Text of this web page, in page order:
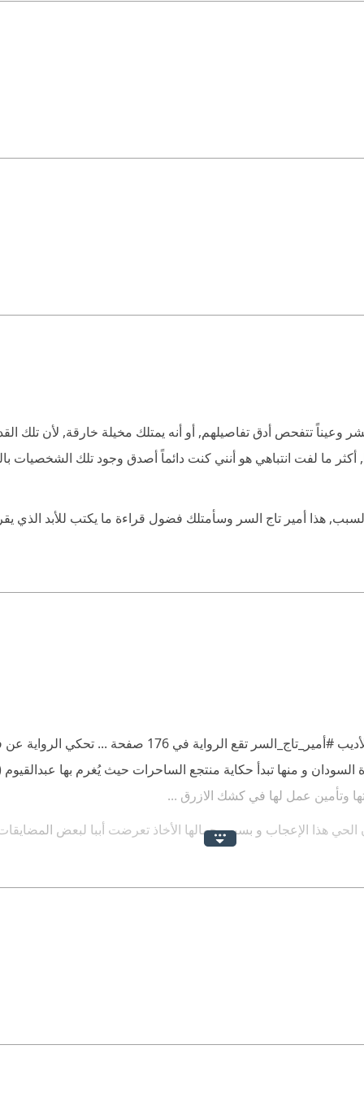
وعيناً تتفحص أدق تفاصيلهم, أو أنه يمتلك مخيلة خارقة, لأن
ما لفت انتباهي هو أنني كنت دائماً أصدق وجود تلك الشخصيات
هذا أمير تاج السر وسأمتلك فضول قراءة ما يكتب للأبد الذي
رواية #منتجع_الساحرات صدرت من #دار_الساقي للأديب #أمير_تاج_السر تقع
السودان و منها تبدأ حكاية منتجع الساحرات حيث يُغرم بها
وتأمين عمل لها في كشك الازرق ...
هذا الإعجاب و بسبب جمالها الأخاذ تعرضت أببا لبعض